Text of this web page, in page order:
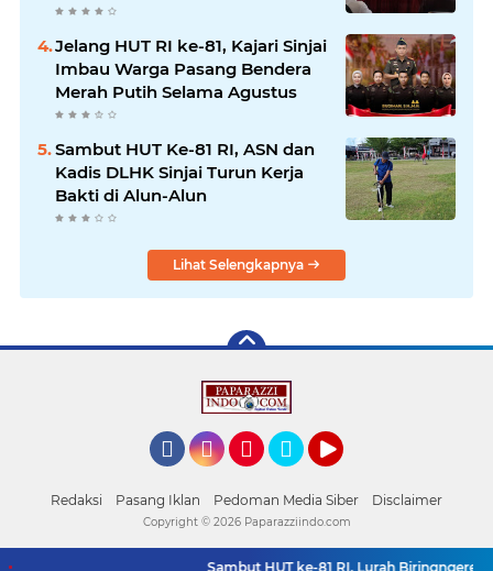
Jelang HUT RI ke-81, Kajari Sinjai
Imbau Warga Pasang Bendera
Merah Putih Selama Agustus
Sambut HUT Ke-81 RI, ASN dan
Kadis DLHK Sinjai Turun Kerja
Bakti di Alun-Alun
Lihat Selengkapnya
Redaksi Pasang Iklan Pedoman Media Siber Disclaimer
Sambut HUT ke-81 RI, Lurah Biringngere
Copyright © 2026 Paparazziindo.com